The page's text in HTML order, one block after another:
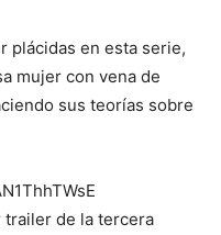
plácidas en esta serie,
mujer con vena de
sus teorías sobre
trailer de la tercera